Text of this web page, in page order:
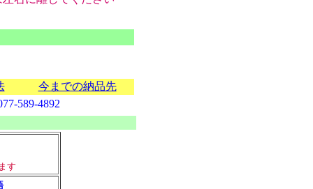
今までの納品先
589-4892
す